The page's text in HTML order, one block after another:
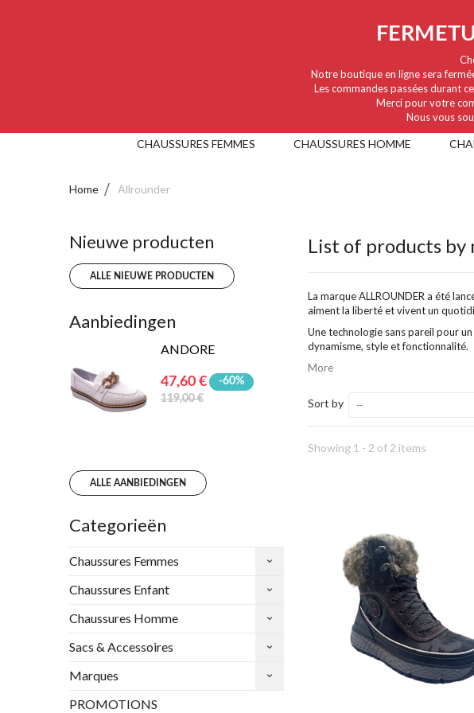
CHAUSSURES FEMMES CHAUSSURES HOMME
Notre boutique en ligne sera
Les commandes passées durant
Merci pour votre
Nous vous
Home Allrounder
Nieuwe producten
ALLE NIEUWE PRODUCTEN
Aanbiedingen
ANDORE
47,60 €
-60%
119,00 €
ALLE AANBIEDINGEN
Categorieën
Chaussures Femmes
Chaussures Enfant
Chaussures Homme
Sacs & Accessoires
Marques
PROMOTIONS
List of products
La marque ALLROUNDER a été
aiment la liberté et vivent un
Une technologie sans pareil pour
dynamisme, style et fonctionnalité.
More
Sort by --
Showing 1 - 2 of 2 items